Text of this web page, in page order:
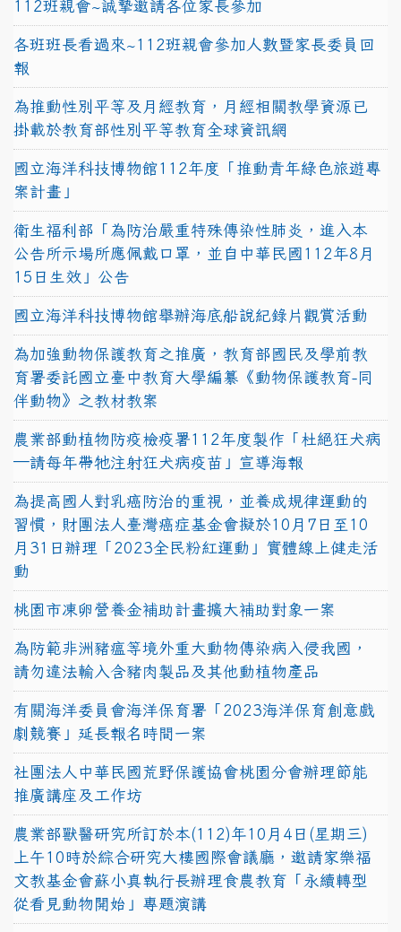
112班親會~誠摯邀請各位家長參加
各班班長看過來~112班親會參加人數暨家長委員回
報
為推動性別平等及月經教育，月經相關教學資源已
掛載於教育部性別平等教育全球資訊網
國立海洋科技博物館112年度「推動青年綠色旅遊專
案計畫」
衛生福利部「為防治嚴重特殊傳染性肺炎，進入本
公告所示場所應佩戴口罩，並自中華民國112年8月
15日生效」公告
國立海洋科技博物館舉辦海底船說紀錄片觀賞活動
為加強動物保護教育之推廣，教育部國民及學前教
育署委託國立臺中教育大學編纂《動物保護教育-同
伴動物》之教材教案
農業部動植物防疫檢疫署112年度製作「杜絕狂犬病
—請每年帶牠注射狂犬病疫苗」宣導海報
為提高國人對乳癌防治的重視，並養成規律運動的
習慣，財團法人臺灣癌症基金會擬於10月7日至10
月31日辦理「2023全民粉紅運動」實體線上健走活
動
桃園市凍卵營養金補助計畫擴大補助對象一案
為防範非洲豬瘟等境外重大動物傳染病入侵我國，
請勿違法輸入含豬肉製品及其他動植物產品
有關海洋委員會海洋保育署「2023海洋保育創意戲
劇競賽」延長報名時間一案
社團法人中華民國荒野保護協會桃園分會辦理節能
推廣講座及工作坊
農業部獸醫研究所訂於本(112)年10月4日(星期三)
上午10時於綜合研究大樓國際會議廳，邀請家樂福
文教基金會蘇小真執行長辦理食農教育「永續轉型
從看見動物開始」專題演講